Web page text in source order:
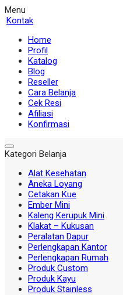
Menu
Kontak
Home
Profil
Katalog
Blog
Reseller
Cara Belanja
Cek Resi
Afiliasi
Konfirmasi
Kategori Belanja
Alat Kesehatan
Aneka Loyang
Cetakan Kue
Ember Mini
Kaleng Kerupuk Mini
Klakat – Kukusan
Peralatan Dapur
Perlengkapan Kantor
Perlengkapan Rumah
Produk Custom
Produk Kayu
Produk Stainless